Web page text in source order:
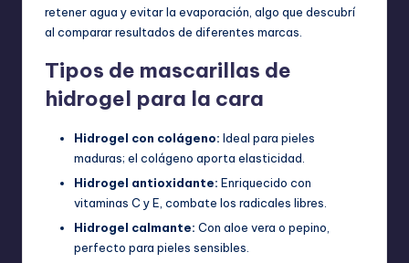
retener agua y evitar la evaporación, algo que descubrí
al comparar resultados de diferentes marcas.
Tipos de mascarillas de
hidrogel para la cara
Hidrogel con colágeno: Ideal para pieles
maduras; el colágeno aporta elasticidad.
Hidrogel antioxidante: Enriquecido con
vitaminas C y E, combate los radicales libres.
Hidrogel calmante: Con aloe vera o pepino,
perfecto para pieles sensibles.